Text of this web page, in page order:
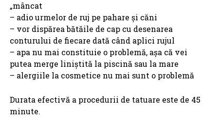
„mâncat
– adio urmelor de ruj pe pahare și căni
– vor dispărea bătăile de cap cu desenarea
conturului de fiecare dată când aplici rujul
– apa nu mai constituie o problemă, așa că vei
putea merge liniștită la piscină sau la mare
– alergiile la cosmetice nu mai sunt o problemă
Durata efectivă a procedurii de tatuare este de 45
minute.